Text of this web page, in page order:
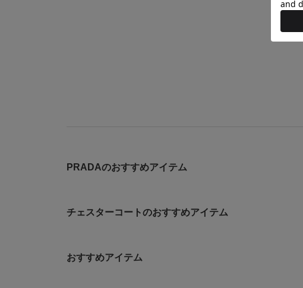
PRADAのおすすめアイテム
チェスターコートのおすすめアイテム
おすすめアイテム